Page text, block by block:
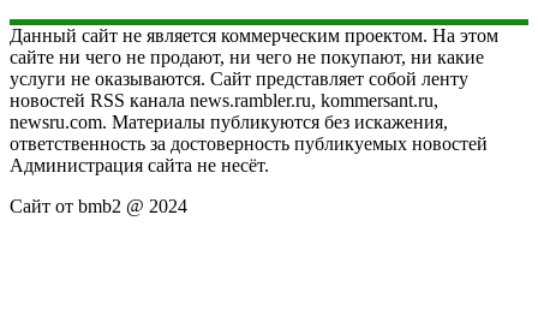
Данный сайт не является коммерческим проектом. На этом
сайте ни чего не продают, ни чего не покупают, ни какие
услуги не оказываются. Сайт представляет собой ленту
новостей RSS канала news.rambler.ru, kommersant.ru,
newsru.com. Материалы публикуются без искажения,
ответственность за достоверность публикуемых новостей
Администрация сайта не несёт.
Сайт от bmb2 @ 2024